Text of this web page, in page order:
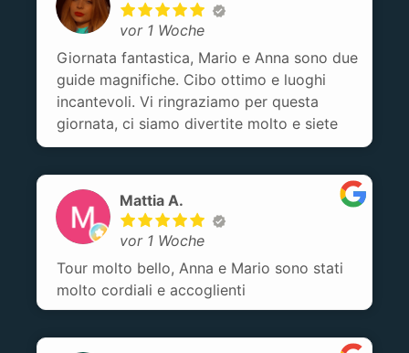
vor 1 Woche
Giornata fantastica, Mario e Anna sono due
guide magnifiche. Cibo ottimo e luoghi
incantevoli. Vi ringraziamo per questa
giornata, ci siamo divertite molto e siete
proprio dolci accoglienti !
Mattia A.
vor 1 Woche
Tour molto bello, Anna e Mario sono stati
molto cordiali e accoglienti